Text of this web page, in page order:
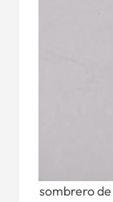
sombrero